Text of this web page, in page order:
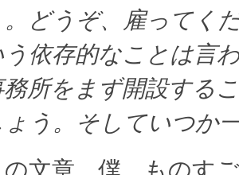
。どうぞ、雇ってく
う依存的なことは言
務所をまず開設する
ょう。そしていつか
の文章、僕、ものす